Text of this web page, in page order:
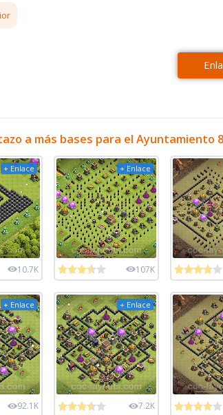
a más bases para el Ayuntamiento
+ Enlace
10.7K
+ Enlace
107K
+ Enlace
92.1K
+ Enlace
7.2K